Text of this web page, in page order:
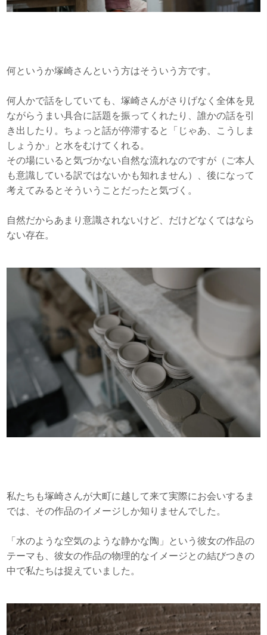
何というか塚崎さんという方はそういう方です。
何人かで話をしていても、塚崎さんがさりげなく全体を見
ながらうまい具合に話題を振ってくれたり、誰かの話を引
き出したり。ちょっと話が停滞すると「じゃあ、こうしま
しょうか」と水をむけてくれる。
その場にいると気づかない自然な流れなのですが（ご本人
も意識している訳ではないかも知れません）、後になって
考えてみるとそういうことだったと気づく。
自然だからあまり意識されないけど、だけどなくてはなら
ない存在。
私たちも塚崎さんが大町に越して来て実際にお会いするま
では、その作品のイメージしか知りませんでした。
「水のような空気のような静かな陶」という彼女の作品の
テーマも、彼女の作品の物理的なイメージとの結びつきの
中で私たちは捉えていました。